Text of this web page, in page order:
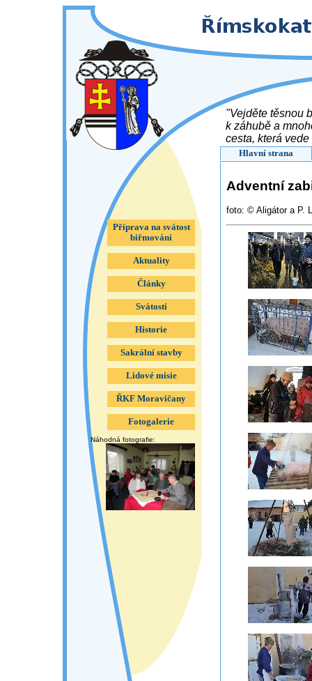
"Vejděte těsnou
k záhubě a
cesta, která
7, 13 - 14 )
Hlavní strana
Adventní
foto: © Aligátor a P.
Příprava na svátost
biřmování
Aktuality
Články
Svátosti
Historie
Sakrální stavby
Lidové misie
ŘKF Moravičany
Fotogalerie
Náhodná fotografie: